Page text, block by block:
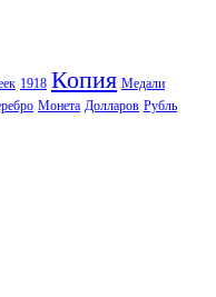
1918 Копия Медали
Монета Долларов Рубль